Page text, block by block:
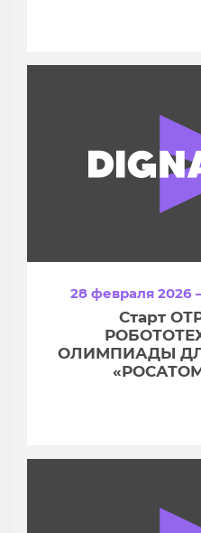
28 февраля 2026
Старт
ОЛИМПИАДЫ